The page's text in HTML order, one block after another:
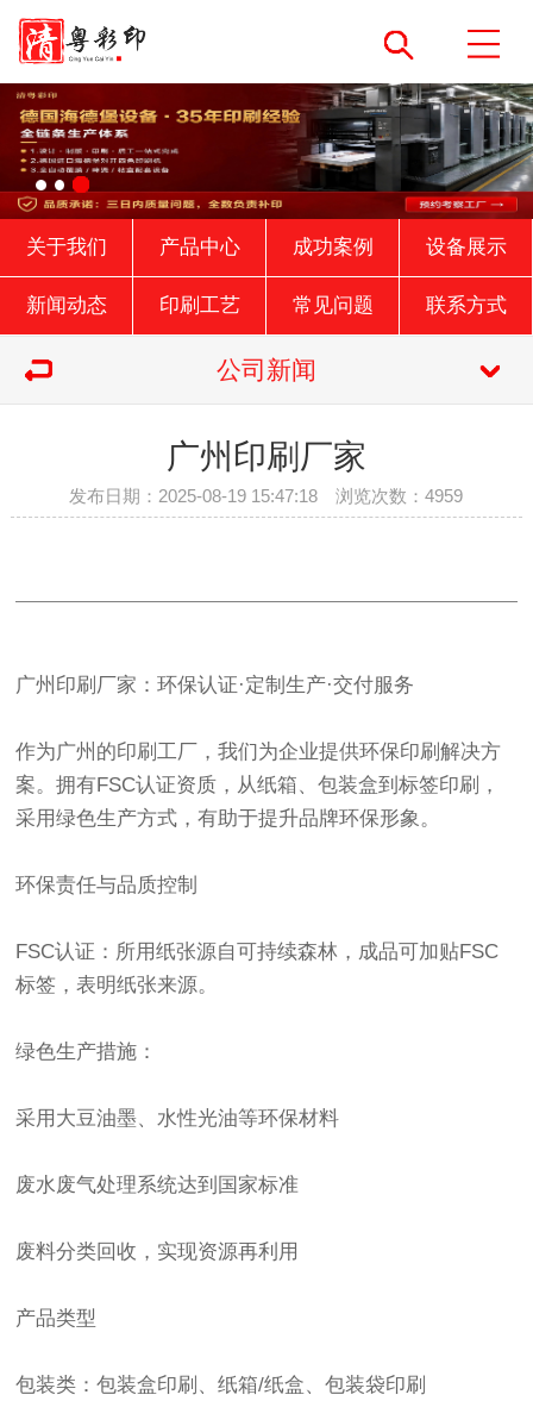
关于我们 产品中心 成功案例 设备展示
新闻动态 印刷工艺 常见问题 联系方式
公司新闻
广州印刷厂家
发布日期：2025-08-19 15:47:18 浏览次数：4959
广州印刷厂家：环保认证·定制生产·交付服务
作为广州的印刷工厂，我们为企业提供环保印刷解决方
案。拥有FSC认证资质，从纸箱、包装盒到标签印刷，
采用绿色生产方式，有助于提升品牌环保形象。
环保责任与品质控制
FSC认证：所用纸张源自可持续森林，成品可加贴FSC
标签，表明纸张来源。
绿色生产措施：
采用大豆油墨、水性光油等环保材料
废水废气处理系统达到国家标准
废料分类回收，实现资源再利用
产品类型
包装类：包装盒印刷、纸箱/纸盒、包装袋印刷